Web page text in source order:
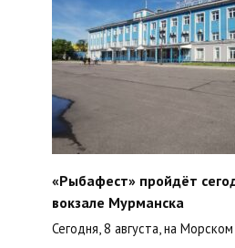
«Рыбафест» пройдёт
вокзале Мурманска
Сегодня, 8 августа, на